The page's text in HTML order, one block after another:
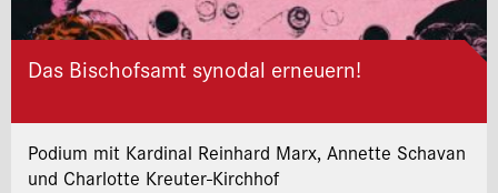
Das Bischofsamt synodal erneuern!
Podium mit Kardinal Reinhard Marx, Annette Schavan
und Charlotte Kreuter-Kirchhof